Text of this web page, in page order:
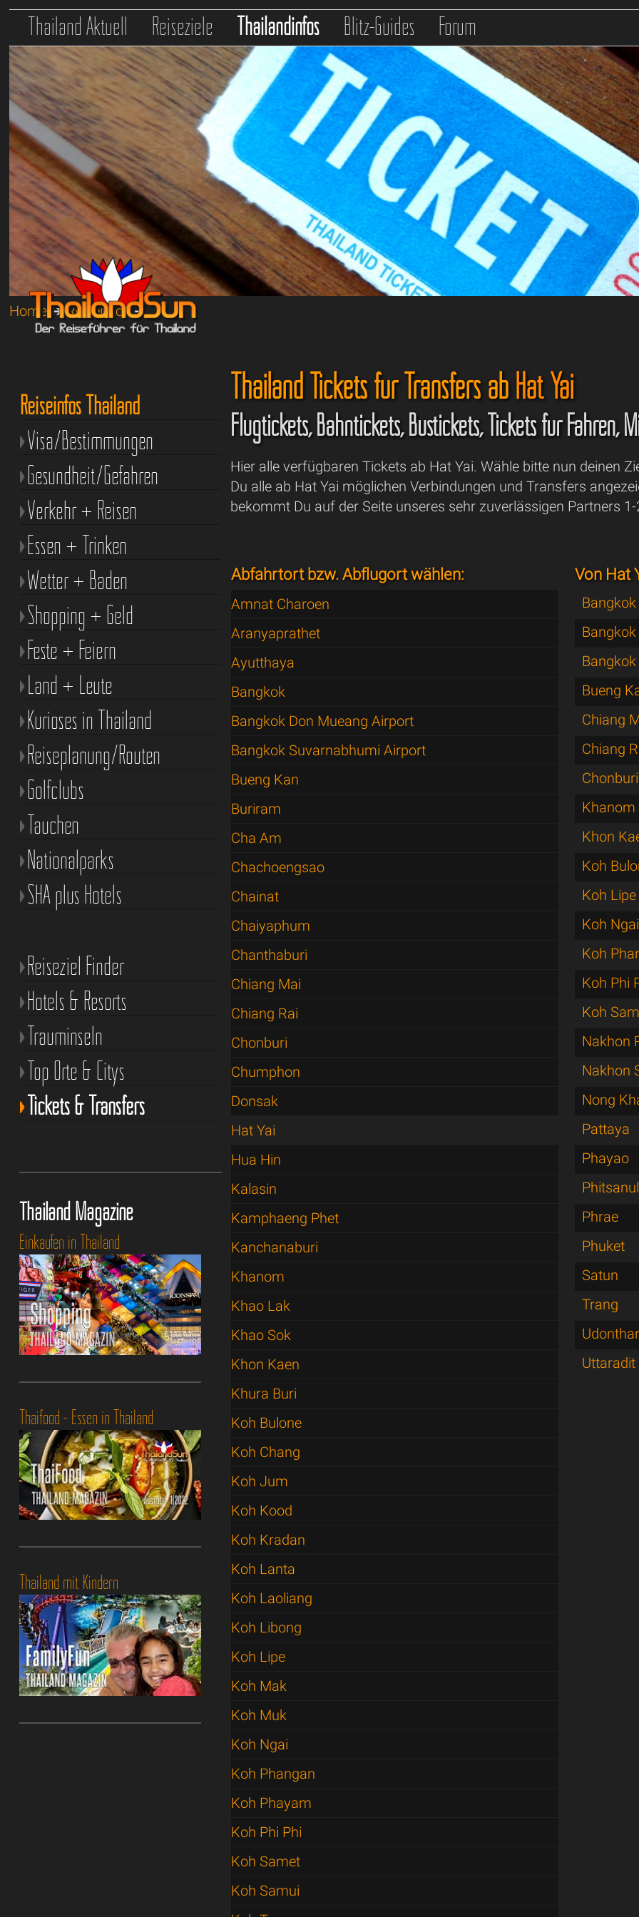
Thailand Aktuell Reiseziele Thailandinfos Blitz-Guides Forum
Home➔Reiseinfos➔
Thailand Tickets für Transfers abHat Yai
Flugtickets, Bahntickets, Bustickets, Tickets für Fähren,
Hier alle verfügbaren Tickets ab Hat Yai. Wähle bitte nun deinen
Du alle ab Hat Yai möglichen Verbindungen und Transfers
bekommt Du auf der Seite unseres sehr zuverlässigen Partners
Abfahrtort bzw. Abflugort wählen:
Amnat Charoen
Aranyaprathet
Ayutthaya
Bangkok
Bangkok Don Mueang Airport
Bangkok Suvarnabhumi Airport
Bueng Kan
Buriram
Cha Am
Chachoengsao
Chainat
Chaiyaphum
Chanthaburi
Chiang Mai
Chiang Rai
Chonburi
Chumphon
Donsak
Hat Yai
Hua Hin
Kalasin
Kamphaeng Phet
Kanchanaburi
Khanom
Khao Lak
Khao Sok
Khon Kaen
Khura Buri
Koh Bulone
Koh Chang
Koh Jum
Koh Kood
Koh Kradan
Koh Lanta
Koh Laoliang
Koh Libong
Koh Lipe
Koh Mak
Koh Muk
Koh Ngai
Koh Phangan
Koh Phayam
Koh Phi Phi
Koh Samet
Koh Samui
Von Hat
Bangkok
Bueng
Chiang
Chiang
Chonburi
Khanom
Khon
Koh
Koh Lipe
Koh Ngai
Koh
Koh Phi
Koh
Nakhon
Nakhon
Nong
Pattaya
Phayao
Phrae
Phuket
Satun
Trang
Uttaradit
Reiseinfos Thailand
Visa/Bestimmungen
Gesundheit/Gefahren
Verkehr + Reisen
Essen + Trinken
Wetter + Baden
Shopping + Geld
Feste + Feiern
Land + Leute
Kurioses in Thailand
Reiseplanung/Routen
Golfclubs
Tauchen
Nationalparks
SHA plus Hotels
Reiseziel Finder
Hotels & Resorts
Trauminseln
Top Orte & Citys
Tickets & Transfers
Thailand Magazine
Einkaufen in Thailand
Thaifood - Essen in Thailand
Thailand mit Kindern